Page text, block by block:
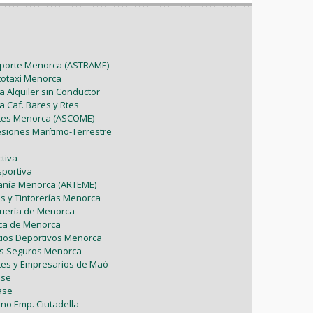
Febrero (6)
Enero (9)
Febrero (7)
Enero (1)
Mayo (5)
Marzo (5)
Febrero (1)
Enero (2)
Mayo (7)
Abril (4)
Marzo (9)
Enero (2)
Menorca (ASTRAME)
Menorca
Alquiler sin Conductor
Caf. Bares y Rtes
Menorca (ASCOME)
Marítimo-Terrestre
Menorca (ARTEME)
y Tintorerías Menorca
de Menorca
de Menorca
Deportivos Menorca
Seguros Menorca
y Empresarios de Maó
Emp. Ciutadella